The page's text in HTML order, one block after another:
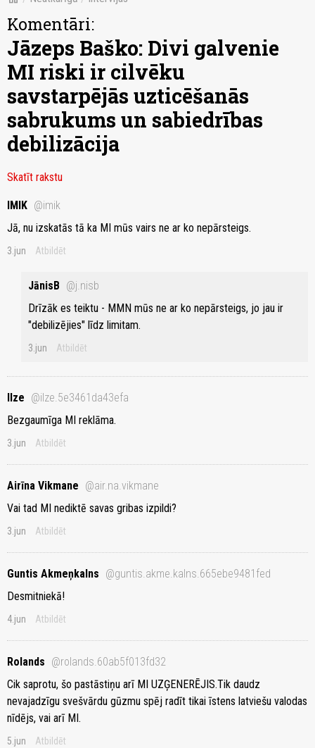
Komentāri:
Jāzeps Baško: Divi galvenie
MI riski ir cilvēku
savstarpējās uzticēšanās
sabrukums un sabiedrības
debilizācija
Skatīt rakstu
IMIK @imik
Jā, nu izskatās tā ka MI mūs vairs ne ar ko nepārsteigs.
3.jun Atbildēt
JānisB @j.nisb
Drīzāk es teiktu - MMN mūs ne ar ko nepārsteigs, jo jau ir
"debilizējies" līdz limitam.
3.jun Atbildēt
Ilze @ilze.5e3461da43efa
Bezgaumīga MI reklāma.
3.jun Atbildēt
Airīna Vikmane @air.na.vikmane
Vai tad MI nediktē savas gribas izpildi?
3.jun Atbildēt
Guntis Akmeņkalns @guntis.akme.kalns.665ebe9481fed
Desmitniekā!
4.jun Atbildēt
Rolands @rolands.60ab5f013fd32
Cik saprotu, šo pastāstiņu arī MI UZĢENERĒJIS.Tik daudz
nevajadzīgu svešvārdu gūzmu spēj radīt tikai īstens latviešu valodas
nīdējs, vai arī MI.
5.jun Atbildēt